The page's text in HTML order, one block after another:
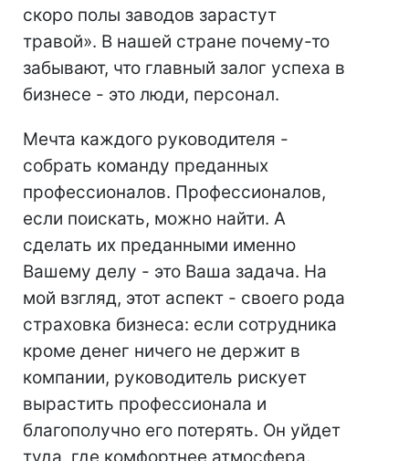
скоро полы заводов зарастут
травой». В нашей стране почему-то
забывают, что главный залог успеха в
бизнесе - это люди, персонал.
Мечта каждого руководителя -
собрать команду преданных
профессионалов. Профессионалов,
если поискать, можно найти. А
сделать их преданными именно
Вашему делу - это Ваша задача. На
мой взгляд, этот аспект - своего рода
страховка бизнеса: если сотрудника
кроме денег ничего не держит в
компании, руководитель рискует
вырастить профессионала и
благополучно его потерять. Он уйдет